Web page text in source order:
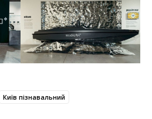
Київ пізнавальний